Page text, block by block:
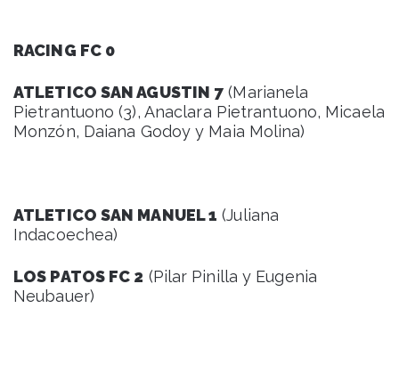
RACING FC 0
ATLETICO SAN AGUSTIN 7 (Marianela
Pietrantuono (3), Anaclara Pietrantuono, Micaela
Monzón, Daiana Godoy y Maia Molina)
ATLETICO SAN MANUEL 1 (Juliana
Indacoechea)
LOS PATOS FC 2 (Pilar Pinilla y Eugenia
Neubauer)